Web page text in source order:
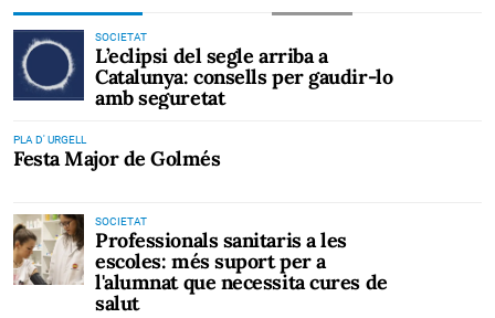
SOCIETAT
L’eclipsi del segle arriba a
Catalunya: consells per gaudir-lo
amb seguretat
PLA D' URGELL
Festa Major de Golmés
SOCIETAT
Professionals sanitaris a les
escoles: més suport per a
l'alumnat que necessita cures de
salut